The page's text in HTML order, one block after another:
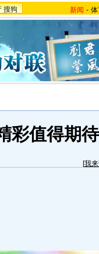
搜狗 新闻 -
彩值得期
[我